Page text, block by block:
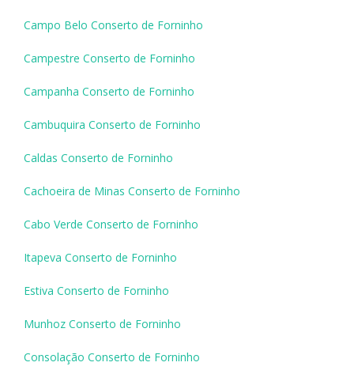
Campo Belo Conserto de Forninho
Campestre Conserto de Forninho
Campanha Conserto de Forninho
Cambuquira Conserto de Forninho
Caldas Conserto de Forninho
Cachoeira de Minas Conserto de Forninho
Cabo Verde Conserto de Forninho
Itapeva Conserto de Forninho
Estiva Conserto de Forninho
Munhoz Conserto de Forninho
Consolação Conserto de Forninho